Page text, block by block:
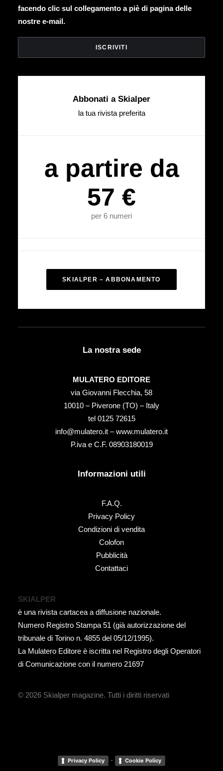
facendo clic sul collegamento a piè di pagina delle
nostre e-mail.
Abbonati a Skialper
la tua rivista preferita
a partire da
57 €
per 6 numeri
SKIALPER – ABBONAMENTO
La nostra sede
MULATERO EDITORE
via Giovanni Flecchia, 58
10010 – Piverone (TO) – Italy
tel ‭0125 72615‬
info@mulatero.it –www.mulatero.it
P.iva e C.F. 08903180019
Informazioni utili
F.A.Q.
Privacy Policy
Condizioni di vendita
Colofon
Pubblicità
Contattaci
SKIALPER
è una rivista cartacea a diffusione nazionale.
Numero Registro Stampa 51 (già autorizzazione del
tribunale di Torino n. 4855 del 05/12/1995).
La Mulatero Editore è iscritta nel Registro degli Operatori
di Comunicazione con il numero 21697
© 2026 Skialper magazine. Tutti i diritti riservati
Privacy Policy - Cookie Policy